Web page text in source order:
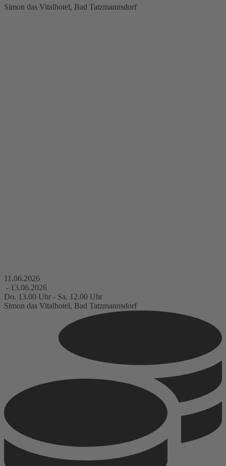
Simon das Vitalhotel, Bad Tatzmannsdorf
11.06.2026
- 13.06.2026
Do. 13.00 Uhr - Sa. 12.00 Uhr
Simon das Vitalhotel, Bad Tatzmannsdorf